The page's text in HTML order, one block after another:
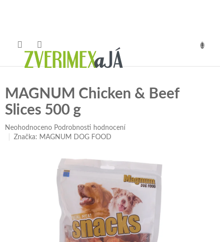
MAGNUM Chicken & Beef
Slices 500 g
Průměrné
hodnocení
Neohodnoceno Podrobnosti hodnocení
Značka: MAGNUM DOG FOOD